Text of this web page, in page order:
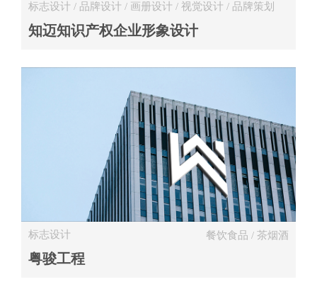
标志设计 / 品牌设计 / 画册设计 / 视觉设计 / 品牌策划
专业服务 / 文化活动
知迈知识产权企业形象设计
标志设计 餐饮食品 / 茶烟酒
粤骏工程